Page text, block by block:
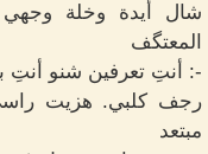
شال أيدة وخلة
المعتگف
-: أنتِ تعرفين شنو أنتِ
رجف كلبي. هزيت
مبتعد